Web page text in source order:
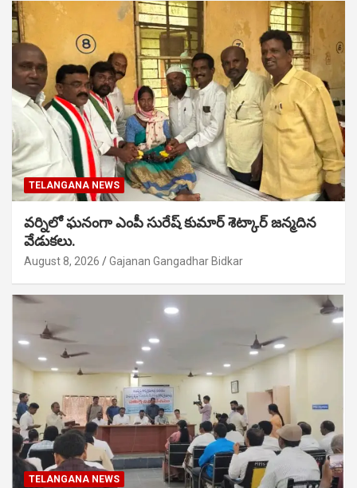
TELANGANA NEWS
వర్నిలో ఘనంగా ఎంపీ సురేష్ కుమార్ శెట్కార్ జన్మదిన
వేడుకలు.
August 8, 2026 Gajanan Gangadhar Bidkar
TELANGANA NEWS